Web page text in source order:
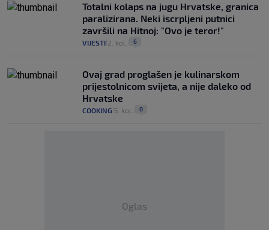
Totalni kolaps na jugu Hrvatske, granica
paralizirana. Neki iscrpljeni putnici
završili na Hitnoj: "Ovo je teror!"
VIJESTI 2. kol. 6
Ovaj grad proglašen je kulinarskom
prijestolnicom svijeta, a nije daleko od
Hrvatske
COOKING 5. kol. 0
Oglas